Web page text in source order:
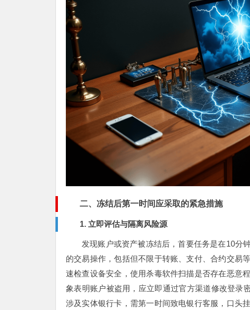
二、冻结后第一时间应采取的紧急措施
1. 立即评估与隔离风险源
发现账户或资产被冻结后，首要任务是在10分
的交易操作，包括但不限于转账、支付、合约交易
速检查设备安全，使用杀毒软件扫描是否存在恶意
象表明账户被盗用，应立即通过官方渠道修改登录
涉及实体银行卡，需第一时间致电银行客服，口头